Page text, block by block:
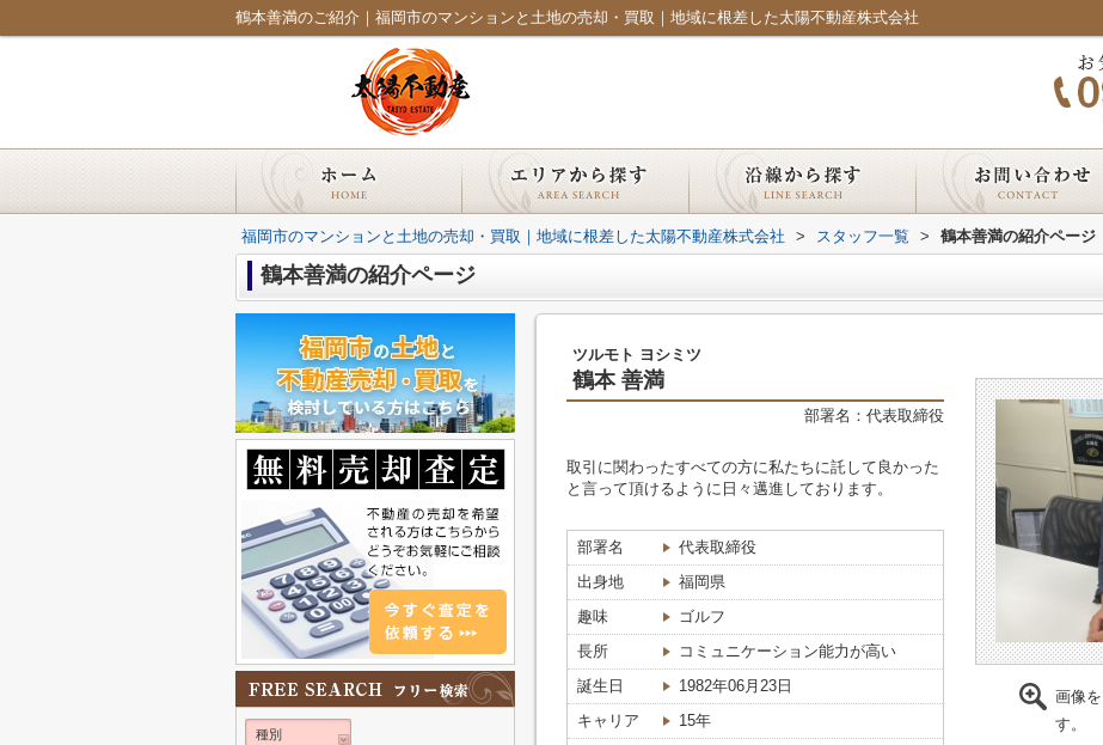
鶴本善満のご紹介｜福岡市のマンションと土地の売却・買取｜地域に根差した太陽不動産株式会社
福岡市のマンションと土地の売却・買取｜地域に根差した太陽不動産株式会社 > スタッフ一覧 > 鶴本善満の紹介ページ
鶴本善満の紹介ページ
ツルモト ヨシミツ
鶴本 善満
部署名：代表取締役
取引に関わったすべての方に私たちに託して良かった
と言って頂けるように日々邁進しております。
部署名
代表取締役
出身地
福岡県
趣味
ゴルフ
長所
コミュニケーション能力が高い
誕生日
1982年06月23日
キャリア
15年
画像
す。
種別